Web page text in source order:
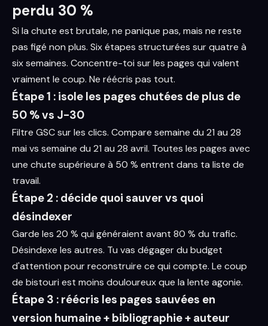
perdu 30 %
Si la chute est brutale, ne panique pas, mais ne reste
pas figé non plus. Six étapes structurées sur quatre à
six semaines. Concentre-toi sur les pages qui valent
vraiment le coup. Ne réécris pas tout.
Étape 1 : isole les pages chutées de plus de
50 % vs J-30
Filtre GSC sur les clics. Compare semaine du 21 au 28
mai vs semaine du 21 au 28 avril. Toutes les pages avec
une chute supérieure à 50 % entrent dans ta liste de
travail.
Étape 2 : décide quoi sauver vs quoi
désindexer
Garde les 20 % qui généraient avant 80 % du trafic.
Désindexe les autres. Tu vas dégager du budget
d'attention pour reconstruire ce qui compte. Le coup
de bistouri est moins douloureux que la lente agonie.
Étape 3 : réécris les pages sauvées en
version humaine + bibliographie + auteur